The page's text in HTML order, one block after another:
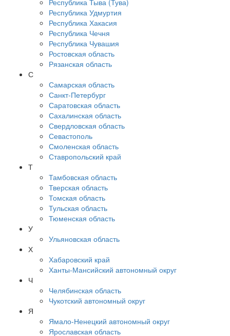
Республика Тыва (Тува)
Республика Удмуртия
Республика Хакасия
Республика Чечня
Республика Чувашия
Ростовская область
Рязанская область
С
Самарская область
Санкт-Петербург
Саратовская область
Сахалинская область
Свердловская область
Севастополь
Смоленская область
Ставропольский край
Т
Тамбовская область
Тверская область
Томская область
Тульская область
Тюменская область
У
Ульяновская область
Х
Хабаровский край
Ханты-Мансийский автономный округ
Ч
Челябинская область
Чукотский автономный округ
Я
Ямало-Ненецкий автономный округ
Ярославская область